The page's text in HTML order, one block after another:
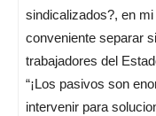
sindicalizados?, en
conveniente separar
trabajadores del
“¡Los pasivos son
intervenir para